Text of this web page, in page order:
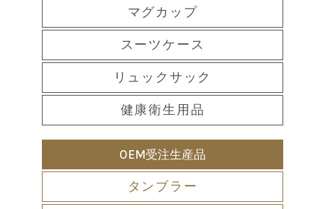
マグカップ
スーツケース
リュックサック
健康衛生用品
OEM受注生産品
タンブラー